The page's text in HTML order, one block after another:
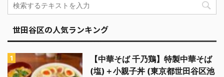
世田谷区の人気ランキング
【中華そば 千乃鶏】特製中華そば
(塩)＋小親子丼 (東京都世田谷区池